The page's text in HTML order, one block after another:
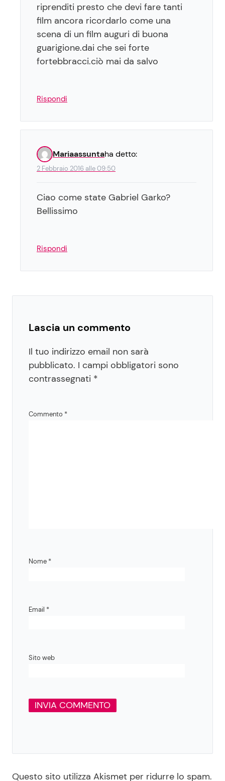
riprenditi presto che devi fare tanti
film ancora ricordarlo come una
scena di un film auguri di buona
guarigione.dai che sei forte
fortebbracci.ciò mai da salvo
Rispondi
Mariaassuntaha detto:
2 Febbraio 2016 alle 09:50
Ciao come state Gabriel Garko?
Bellissimo
Rispondi
Lascia un commento
Il tuo indirizzo email non sarà
pubblicato. I campi obbligatori sono
contrassegnati *
Commento *
Nome *
Email *
Sito web
Questo sito utilizza Akismet per ridurre lo spam.